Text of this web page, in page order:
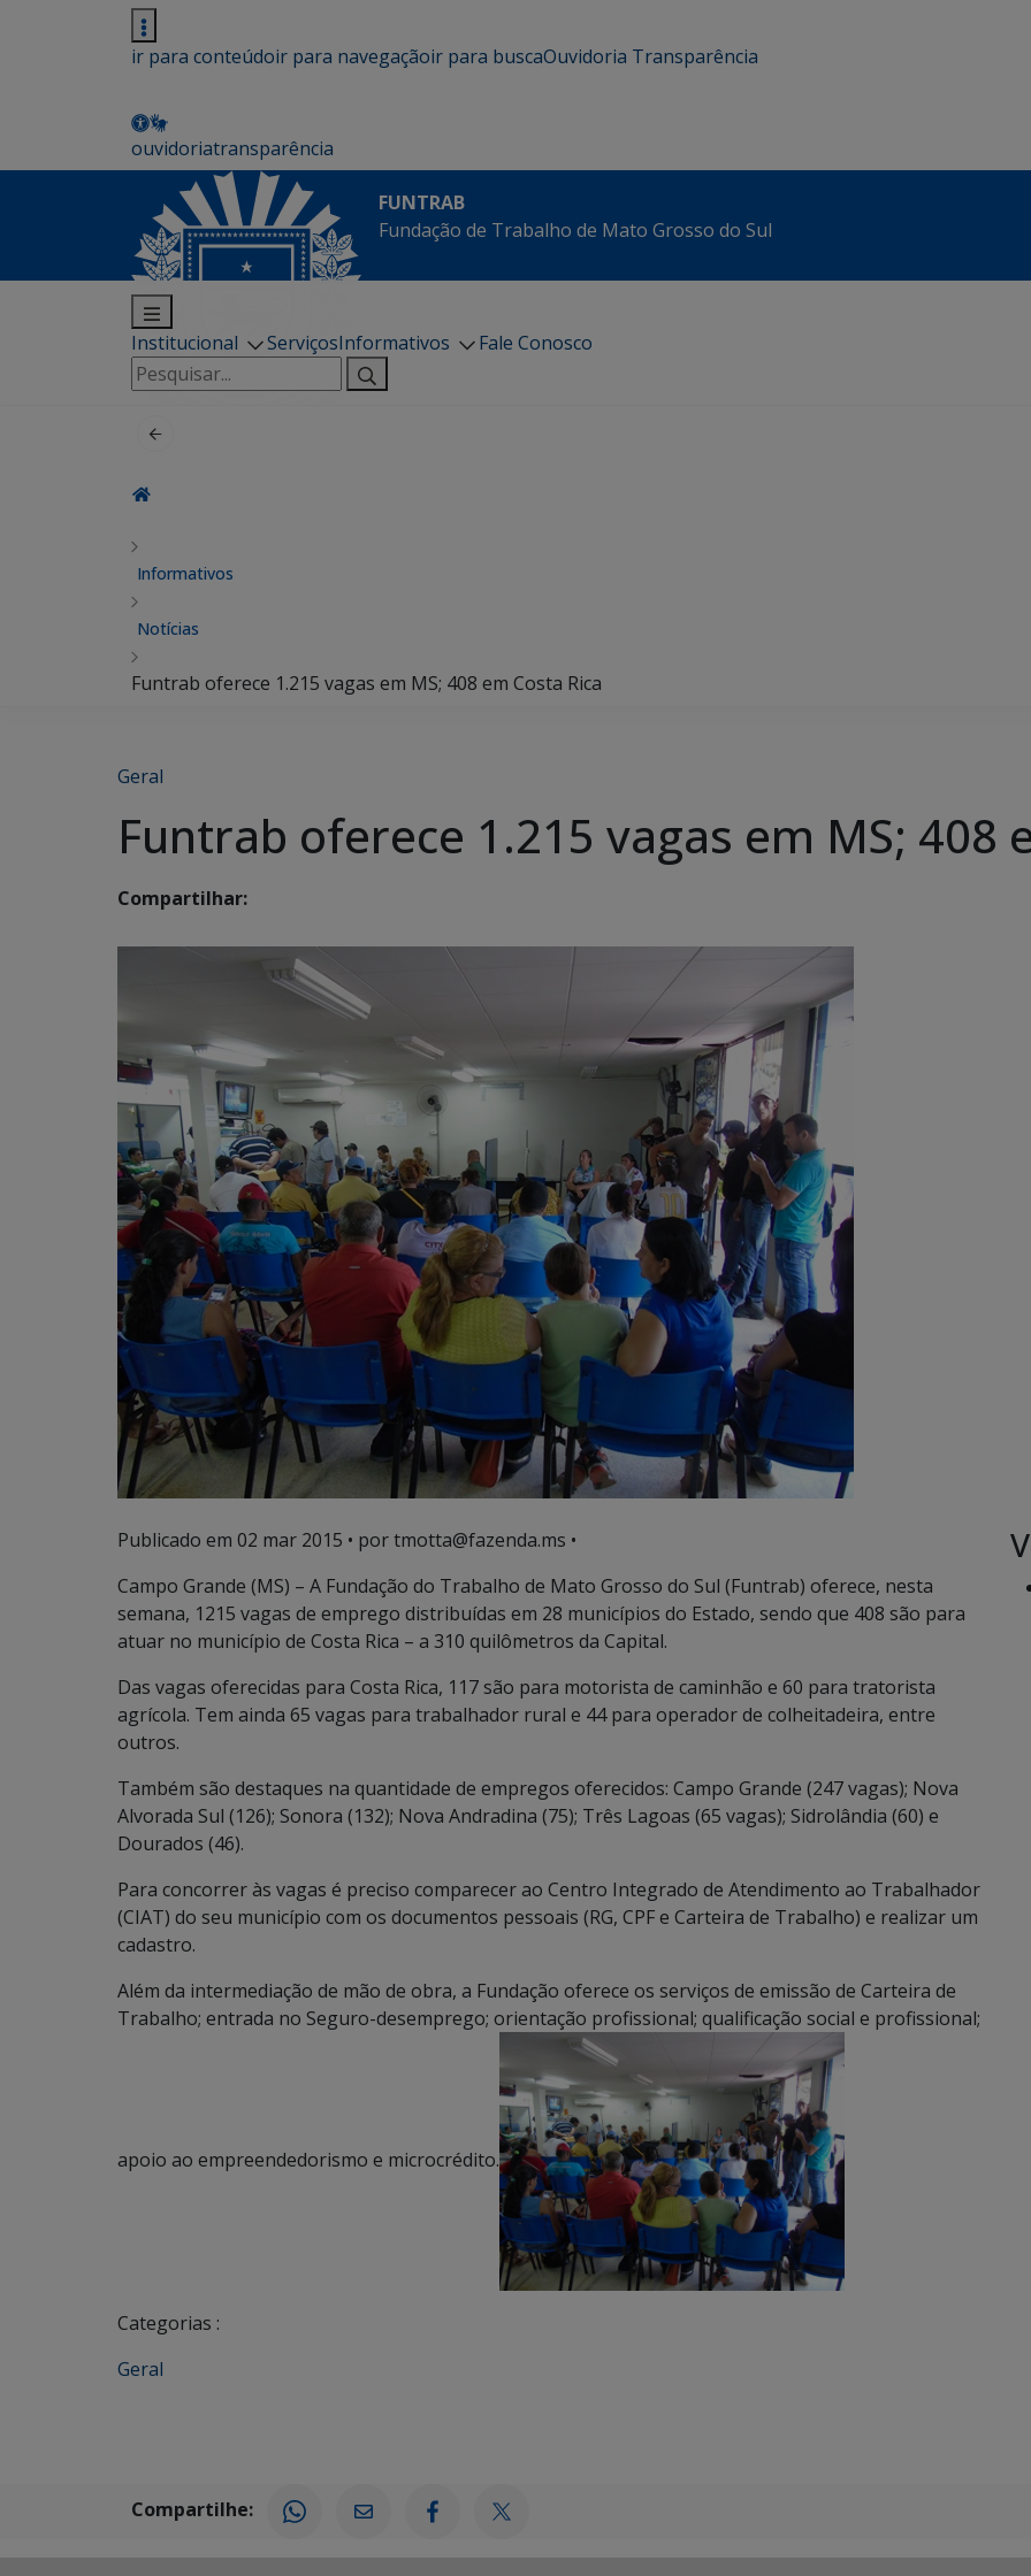
ir para conteúdoir para navegaçãoir para buscaOuvidoria Transparência
ouvidoriatransparência
FUNTRAB
Fundação de Trabalho de Mato Grosso do Sul
Institucional ServiçosInformativos
Fale Conosco
Pesquisar
por:
Informativos
Notícias
Funtrab oferece 1.215 vagas em MS; 408 em Costa Rica
Geral
Funtrab oferece 1.215 vagas em MS; 408
Compartilhar:
Publicado em 02 mar 2015 • por tmotta@fazenda.ms •
Campo Grande (MS) – A Fundação do Trabalho de Mato Grosso do Sul (Funtrab) oferece, nesta
semana, 1215 vagas de emprego distribuídas em 28 municípios do Estado, sendo que 408 são para
atuar no município de Costa Rica – a 310 quilômetros da Capital.
Das vagas oferecidas para Costa Rica, 117 são para motorista de caminhão e 60 para tratorista
agrícola. Tem ainda 65 vagas para trabalhador rural e 44 para operador de colheitadeira, entre
outros.
Também são destaques na quantidade de empregos oferecidos: Campo Grande (247 vagas); Nova
Alvorada Sul (126); Sonora (132); Nova Andradina (75); Três Lagoas (65 vagas); Sidrolândia (60) e
Dourados (46).
Para concorrer às vagas é preciso comparecer ao Centro Integrado de Atendimento ao Trabalhador
(CIAT) do seu município com os documentos pessoais (RG, CPF e Carteira de Trabalho) e realizar um
cadastro.
Além da intermediação de mão de obra, a Fundação oferece os serviços de emissão de Carteira de
Trabalho; entrada no Seguro-desemprego; orientação profissional; qualificação social e profissional;
apoio ao empreendedorismo e microcrédito.
Categorias :
Geral
Compartilhe: